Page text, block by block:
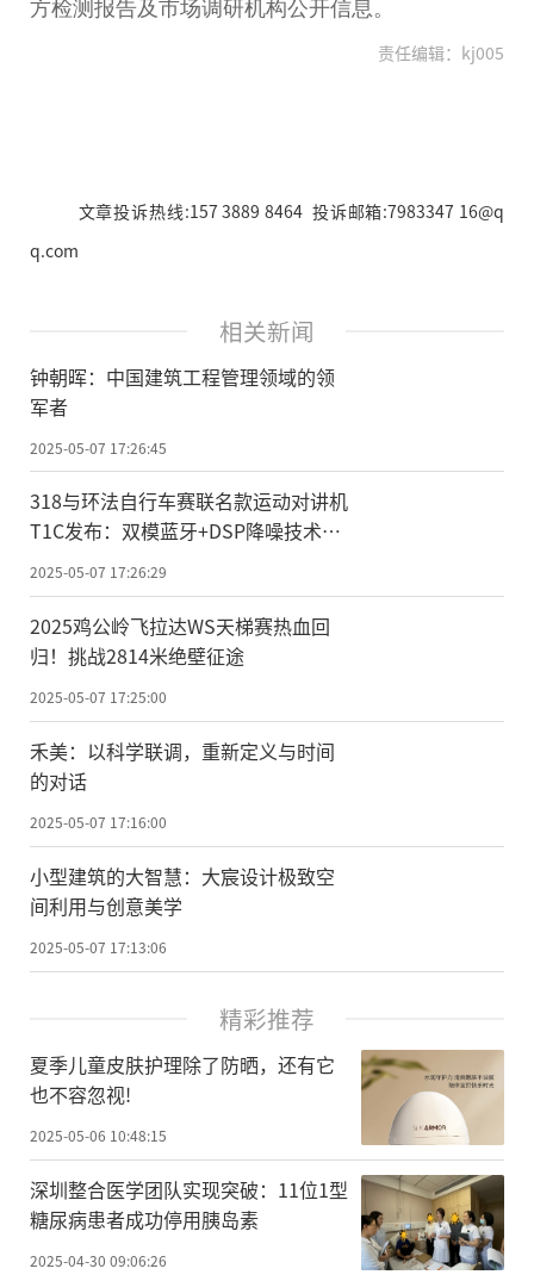
方检测报告及市场调研机构公开信息。
责任编辑：kj005
文章投诉热线:157 3889 8464 投诉邮箱:7983347 16@q
q.com
相关新闻
钟朝晖：中国建筑工程管理领域的领
军者
2025-05-07 17:26:45
318与环法自行车赛联名款运动对讲机
T1C发布：双模蓝牙+DSP降噪技术重
塑户外通信体验
2025-05-07 17:26:29
2025鸡公岭飞拉达WS天梯赛热血回
归！挑战2814米绝壁征途
2025-05-07 17:25:00
禾美：以科学联调，重新定义与时间
的对话
2025-05-07 17:16:00
小型建筑的大智慧：大宸设计极致空
间利用与创意美学
2025-05-07 17:13:06
精彩推荐
夏季儿童皮肤护理除了防晒，还有它
也不容忽视!
2025-05-06 10:48:15
深圳整合医学团队实现突破：11位1型
糖尿病患者成功停用胰岛素
2025-04-30 09:06:26